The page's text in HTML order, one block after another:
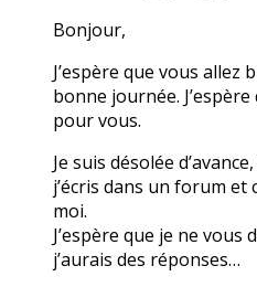
Bonjour,
J’espère que vous allez
bonne journée.
pour vous.
Je suis désolée
j’écris dans un forum et
moi.
J’espère que je ne
j’aurais des réponses…